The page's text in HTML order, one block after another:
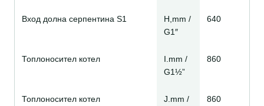
Вход долна серпентина S1
H,mm /
G1″
640
Топлоносител котел
I.mm /
G1½”
860
Топлоносител котел
J.mm /
860